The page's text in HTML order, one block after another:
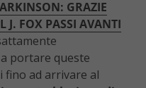
GRAZIE
J. FOX PASSI AVANTI
a portare queste
fino ad arrivare al